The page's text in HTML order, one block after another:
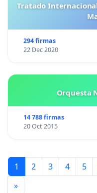
Tratado
294 firmas
22 Dec 2020
Orquesta
14 788 firmas
20 Oct 2015
1 2 3 4 5
»